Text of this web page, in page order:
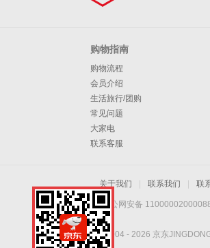
购物指南
购物流程
会员介绍
生活旅行/团购
常见问题
大家电
联系客服
关于我们 联系我们 联
京公网安备
Copyright © 2004 - 2026 京东